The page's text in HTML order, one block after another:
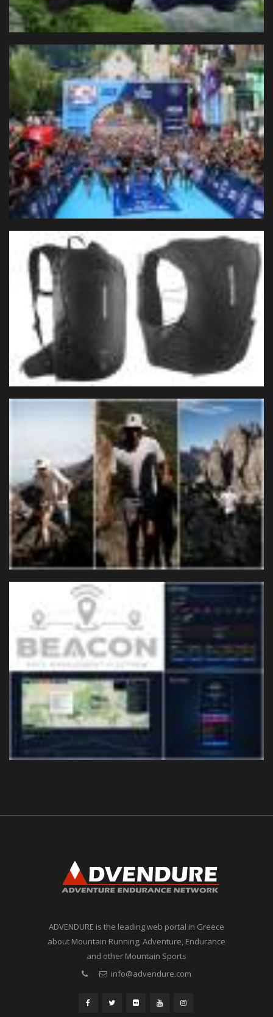
ADVENDURE is the leading web portal in Greece
about Mountain Running, Adventure, Endurance
and other Mountain Sports
info@advendure.com